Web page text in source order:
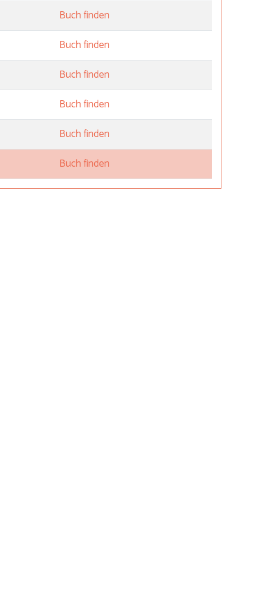
Buch finden
Buch finden
Buch finden
Buch finden
Buch finden
Buch finden